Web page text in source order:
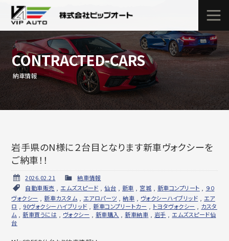
CONTRACTED-CARS
納車情報
岩手県のN様に２台目となります新車ヴォクシーを
ご納車！！
2026.02.21
納車情報
自動車販売
エムズスピード ,仙台 新車 宮城 新車コンプリート
９０
ヴォクシー
,新車カスタム エアロパーツ ,納車 ヴォクシーハイブリッド
エア
ロ
90ヴォクシーハイブリッド ,新車コンプリートカー トヨタヴォクシー
カスタ
ム ,新車買うには ヴォクシー 新車購入 ,新車納車 岩手
エムズスピード仙
台